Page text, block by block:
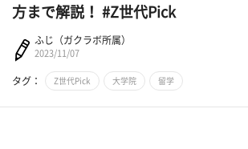
方まで解説！ #Z世代Pick
ふじ（ガクラボ所属）
2023/11/07
タグ： Z世代Pick 大学院 留学